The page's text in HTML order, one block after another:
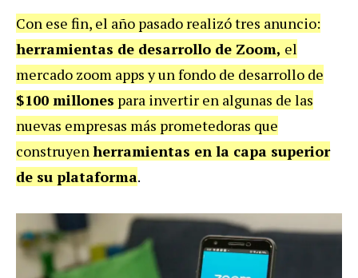
Con ese fin, el año pasado realizó tres anuncio:
herramientas de desarrollo de Zoom, el
mercado zoom apps y un fondo de desarrollo de
$100 millones para invertir en algunas de las
nuevas empresas más prometedoras que
construyenherramientas en la capa superior
de su plataforma.